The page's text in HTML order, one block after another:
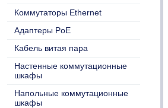
Коммутаторы Ethernet
Адаптеры PoE
Кабель витая пара
Настенные коммутационные
шкафы
Напольные коммутационные
шкафы